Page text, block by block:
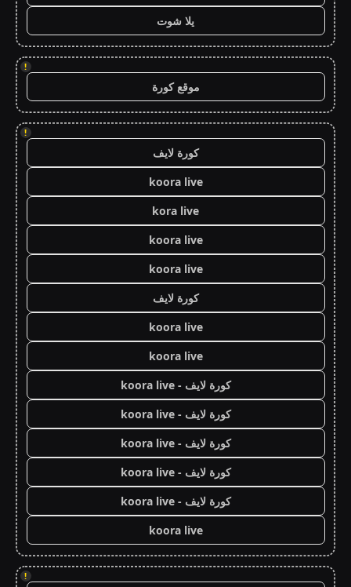
يلا شوت
!
موقع كورة
!
كورة لايف
koora live
kora live
koora live
koora live
كورة لايف
koora live
koora live
كورة لايف - koora live
كورة لايف - koora live
كورة لايف - koora live
كورة لايف - koora live
كورة لايف - koora live
koora live
!